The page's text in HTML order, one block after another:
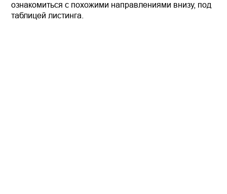
ознакомиться с похожими направлениями внизу, под
таблицей листинга.